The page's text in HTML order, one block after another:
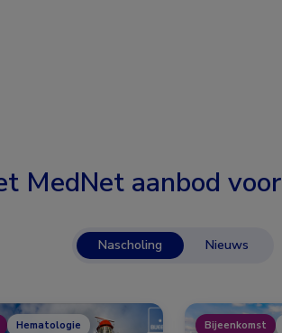
MedNet aanbod voor
Nascholing Nieuws
Hematologie Bijeenkomst